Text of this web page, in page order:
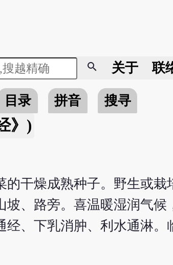
search 关于 联
目录 拼音
搜寻
》)
的干燥成熟种子。野生或
坡、路旁。喜温暖湿润气
、下乳消肿、利水通淋。